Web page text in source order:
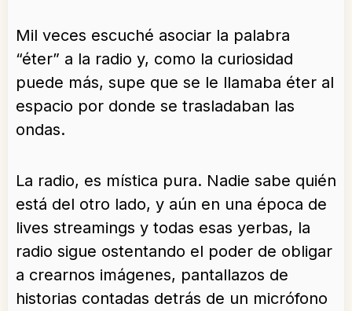
Mil veces escuché asociar la palabra
“éter” a la radio y, como la curiosidad
puede más, supe que se le llamaba éter al
espacio por donde se trasladaban las
ondas.
La radio, es mística pura. Nadie sabe quién
está del otro lado, y aún en una época de
lives streamings y todas esas yerbas, la
radio sigue ostentando el poder de obligar
a crearnos imágenes, pantallazos de
historias contadas detrás de un micrófono